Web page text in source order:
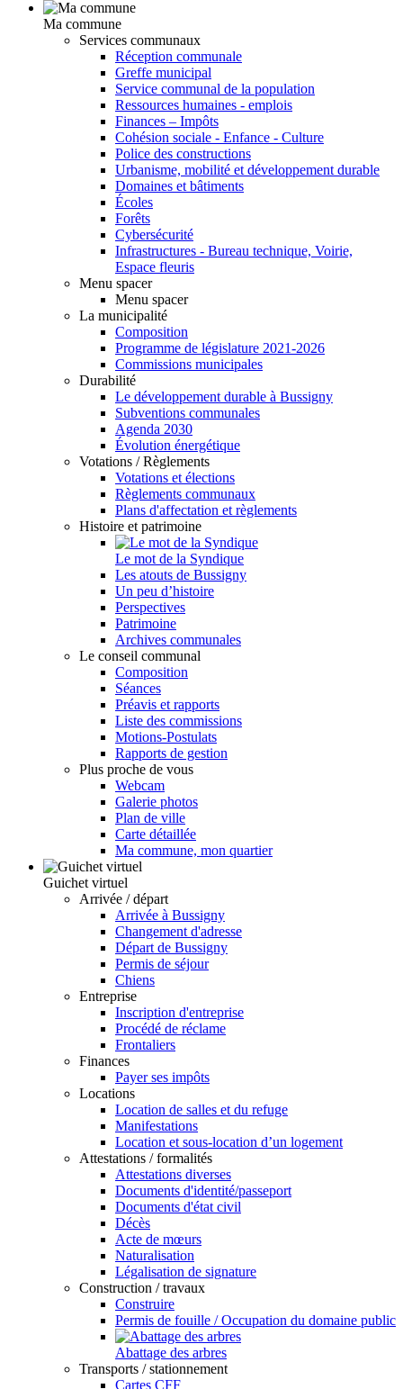
Ma commune
Services communaux
Réception communale
Greffe municipal
Service communal de la population
Ressources humaines - emplois
Finances – Impôts
Cohésion sociale - Enfance - Culture
Police des constructions
Urbanisme, mobilité et développement durable
Domaines et bâtiments
Écoles
Forêts
Cybersécurité
Infrastructures - Bureau technique, Voirie,
Espace fleuris
Menu spacer
Menu spacer
La municipalité
Composition
Programme de législature 2021-2026
Commissions municipales
Durabilité
Le développement durable à Bussigny
Subventions communales
Agenda 2030
Évolution énergétique
Votations / Règlements
Votations et élections
Règlements communaux
Plans d'affectation et règlements
Histoire et patrimoine
Le mot de la Syndique
Les atouts de Bussigny
Un peu d’histoire
Perspectives
Patrimoine
Archives communales
Le conseil communal
Composition
Séances
Préavis et rapports
Liste des commissions
Motions-Postulats
Rapports de gestion
Plus proche de vous
Webcam
Galerie photos
Plan de ville
Carte détaillée
Ma commune, mon quartier
Guichet virtuel
Arrivée / départ
Arrivée à Bussigny
Changement d'adresse
Départ de Bussigny
Permis de séjour
Chiens
Entreprise
Inscription d'entreprise
Procédé de réclame
Frontaliers
Finances
Payer ses impôts
Locations
Location de salles et du refuge
Manifestations
Location et sous-location d’un logement
Attestations / formalités
Attestations diverses
Documents d'identité/passeport
Documents d'état civil
Décès
Acte de mœurs
Naturalisation
Légalisation de signature
Construction / travaux
Construire
Permis de fouille / Occupation du domaine public
Abattage des arbres
Transports / stationnement
Cartes CFF